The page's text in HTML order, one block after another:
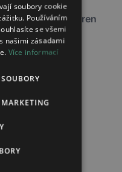
lékáren
tableta s prodlouženým
250mg
novinky
soubory cookie
Používáním
se všemi
našimi zásadami
Více informací
MARKETING